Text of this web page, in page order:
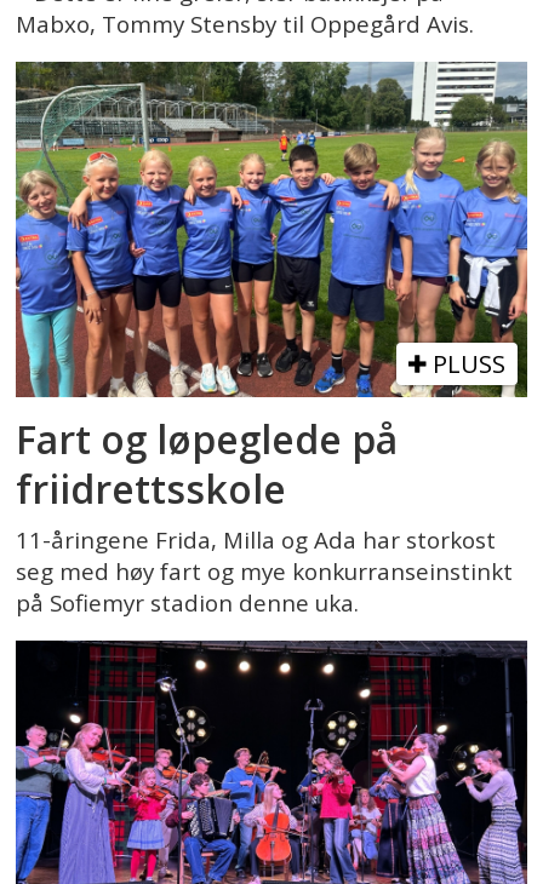
Mabxo, Tommy Stensby til Oppegård Avis.
PLUSS
Fart og løpeglede på
friidrettsskole
11-åringene Frida, Milla og Ada har storkost
seg med høy fart og mye konkurranseinstinkt
på Sofiemyr stadion denne uka.